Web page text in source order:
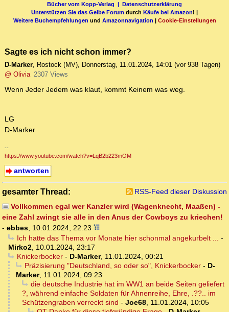
Bücher vom Kopp-Verlag | Datenschutzerklärung
Unterstützen Sie das Gelbe Forum durch Käufe bei Amazon! |
Weitere Buchempfehlungen und Amazonnavigation | Cookie-Einstellungen
Sagte es ich nicht schon immer?
D-Marker, Rostock (MV), Donnerstag, 11.01.2024, 14:01 (vor 938 Tagen)
@ Olivia 2307 Views
Wenn Jeder Jedem was klaut, kommt Keinem was weg.
LG
D-Marker
--
https://www.youtube.com/watch?v=LqB2b223mOM
antworten
gesamter Thread:
RSS-Feed dieser Diskussion
Vollkommen egal wer Kanzler wird (Wagenknecht, Maaßen) -
eine Zahl zwingt sie alle in den Anus der Cowboys zu kriechen!
- ebbes, 10.01.2024, 22:23
Ich hatte das Thema vor Monate hier schonmal angekurbelt ... -
Mirko2, 10.01.2024, 23:17
Knickerbocker- D-Marker, 11.01.2024, 00:21
Präzisierung "Deutschland, so oder so", Knickerbocker- D-
Marker, 11.01.2024, 09:23
die deutsche Industrie hat im WW1 an beide Seiten geliefert
?, während einfache Soldaten für Ahnenreihe, Ehre, .??.. im
Schützengraben verreckt sind - Joe68, 11.01.2024, 10:05